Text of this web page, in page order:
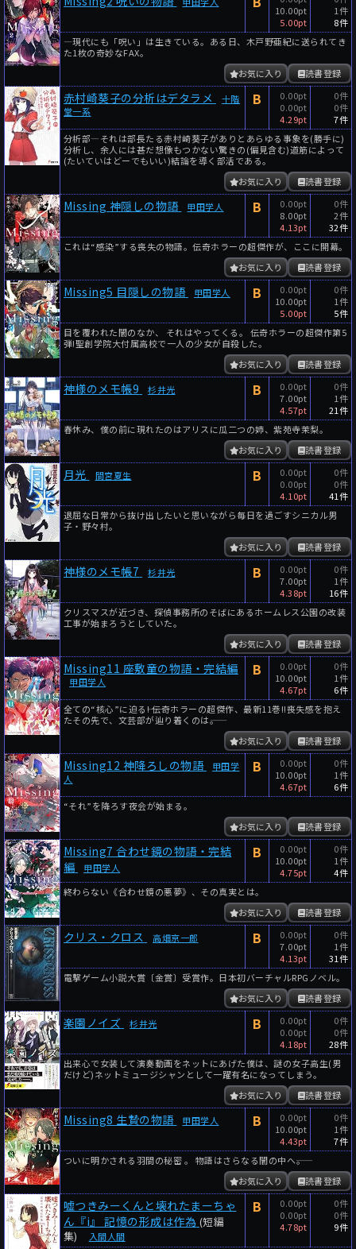
10.00pt
5.00pt
1件
8件
―現代にも「呪い」は生きている。ある日、木戸野亜紀に送られてき
た1枚の奇妙なFAX。
読書登録
お気に入り
赤村崎葵子の分析はデタラメ
十階
堂一系
B
0.00pt
0.00pt
4.29pt
0件
0件
7件
分析部―それは部長たる赤村崎葵子がありとあらゆる事象を(勝手に)
分析し、余人には甚だ想像もつかない驚きの(偏見含む)道筋によって
(たいていはどーでもいい)結論を導く部活である。
読書登録
お気に入り
Missing 神隠しの物語 甲田学人 B
0.00pt
8.00pt
4.13pt
0件
2件
32件
これは“感染”する喪失の物語。伝奇ホラーの超傑作が、ここに開幕。
読書登録
お気に入り
Missing5 目隠しの物語 甲田学人 B
0.00pt
10.00pt
5.00pt
0件
1件
5件
目を覆われた闇のなか、 それはやってくる。 伝奇ホラーの超傑作第5
弾!聖創学院大付属高校で一人の少女が自殺した。
読書登録
お気に入り
神様のメモ帳9 杉井光 B
0.00pt
7.00pt
4.57pt
0件
1件
21件
春休み、僕の前に現れたのはアリスに瓜二つの姉、紫苑寺茉梨。
読書登録
お気に入り
月光 間宮夏生 B
0.00pt
0.00pt
4.10pt
0件
0件
41件
退屈な日常から抜け出したいと思いながら毎日を過ごすシニカル男
子・野々村。
読書登録
お気に入り
神様のメモ帳7 杉井光 B
0.00pt
7.00pt
4.38pt
0件
1件
16件
クリスマスが近づき、探偵事務所のそばにあるホームレス公園の改装
工事が始まろうとしていた。
読書登録
お気に入り
Missing11 座敷童の物語・完結編
甲田学人
B
0.00pt
10.00pt
4.67pt
0件
1件
6件
全ての“核心”に迫る――! 伝奇ホラーの超傑作、最新11巻!!喪失感を抱え
たその先で、文芸部が辿り着くのは――。
読書登録
お気に入り
Missing12 神降ろしの物語
甲田学
人
B
0.00pt
10.00pt
4.67pt
0件
1件
6件
“それ”を降ろす夜会が始まる。
読書登録
お気に入り
Missing7 合わせ鏡の物語・完結
編
甲田学人
B
0.00pt
10.00pt
4.75pt
0件
1件
4件
終わらない《合わせ鏡の悪夢》、その真実とは。
読書登録
お気に入り
クリス・クロス 高畑京一郎 B
0.00pt
7.00pt
4.13pt
0件
1件
31件
電撃ゲーム小説大賞〔金賞〕受賞作。日本初バーチャルRPGノベル。
読書登録
お気に入り
楽園ノイズ 杉井光 B
0.00pt
0.00pt
4.18pt
0件
0件
28件
出来心で女装して演奏動画をネットにあげた僕は、謎の女子高生(男
だけど)ネットミュージシャンとして一躍有名になってしまう。
読書登録
お気に入り
Missing8 生贄の物語 甲田学人 B
0.00pt
10.00pt
4.43pt
0件
1件
7件
ついに明かされる羽間の秘密 。 物語はさらなる闇の中へ――。
読書登録
お気に入り
嘘つきみーくんと壊れたまーちゃ
ん『i』 記憶の形成は作為 (短編
集)
入間人間
B
0.00pt
0.00pt
4.78pt
0件
0件
9件